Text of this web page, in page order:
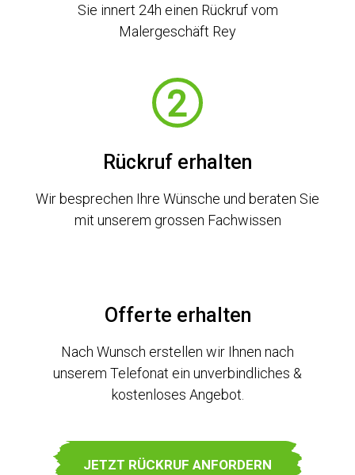
Sie innert 24h einen Rückruf vom
Malergeschäft Rey
Rückruf erhalten
Wir besprechen Ihre Wünsche und beraten Sie
mit unserem grossen Fachwissen
Offerte erhalten
Nach Wunsch erstellen wir Ihnen nach
unserem Telefonat ein unverbindliches &
kostenloses Angebot.
JETZT RÜCKRUF ANFORDERN